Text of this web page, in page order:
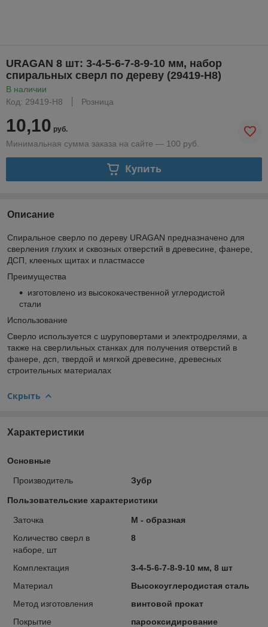
URAGAN 8 шт: 3-4-5-6-7-8-9-10 мм, набор
спиральных сверл по дереву (29419-H8)
В наличии
Код: 29419-H8
Розница
10,10 руб.
Минимальная сумма заказа на сайте — 100 руб.
Купить
Описание
Спиральное сверло по дереву URAGAN предназначено для
сверления глухих и сквозных отверстий в древесине, фанере,
ДСП, клееных щитах и пластмассе
Преимущества
изготовлено из высококачественной углеродистой
стали
Использование
Сверло используется с шуруповертами и электродрелями, а
также на сверлильных станках для получения отверстий в
фанере, дсп, твердой и мягкой древесине, древесных
строительных материалах
Скрыть
Характеристики
Основные
Производитель Зубр
Пользовательские характеристики
Заточка
М - образная
Количество сверл в
наборе, шт
8
Комплектация
3-4-5-6-7-8-9-10 мм, 8 шт
Материал
Высокоуглеродистая сталь
Метод изготовления
винтовой прокат
Покрытие
парооксидирование